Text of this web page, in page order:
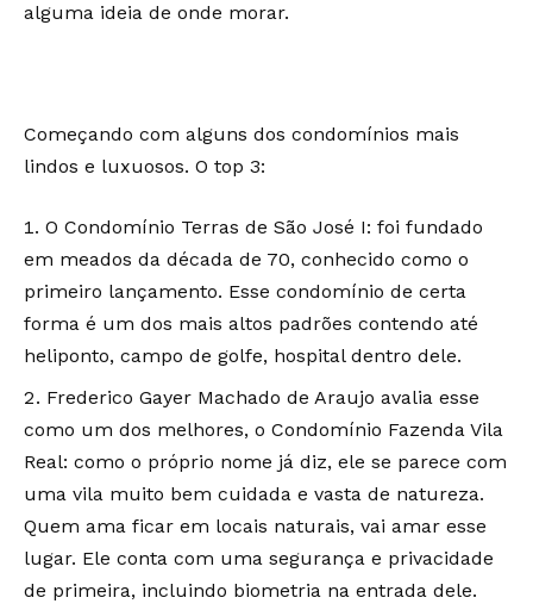
alguma ideia de onde morar.
Começando com alguns dos condomínios mais
lindos e luxuosos. O top 3:
O Condomínio Terras de São José I: foi fundado
em meados da década de 70, conhecido como o
primeiro lançamento. Esse condomínio de certa
forma é um dos mais altos padrões contendo até
heliponto, campo de golfe, hospital dentro dele.
Frederico Gayer Machado de Araujo avalia esse
como um dos melhores, o Condomínio Fazenda Vila
Real: como o próprio nome já diz, ele se parece com
uma vila muito bem cuidada e vasta de natureza.
Quem ama ficar em locais naturais, vai amar esse
lugar. Ele conta com uma segurança e privacidade
de primeira, incluindo biometria na entrada dele.